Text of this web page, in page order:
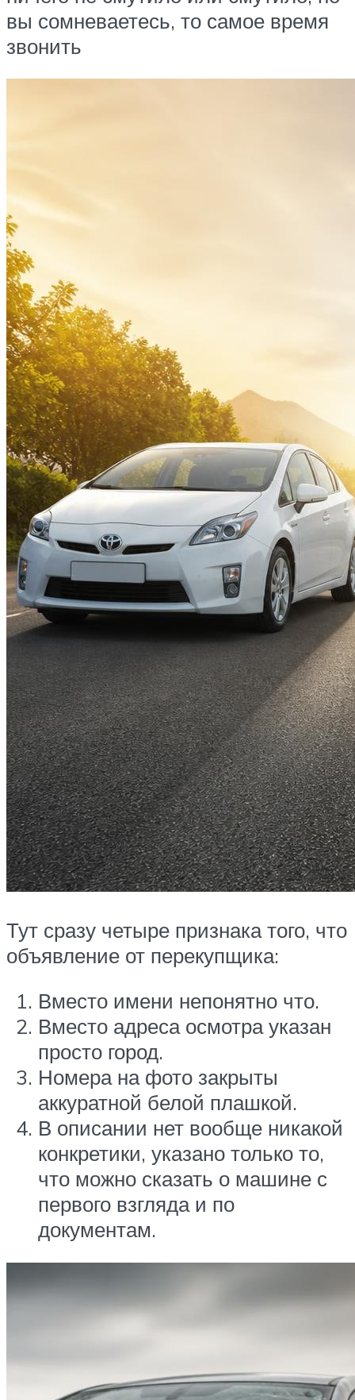
вы сомневаетесь, то самое время
звонить
Тут сразу четыре признака того, что
объявление от перекупщика:
Вместо имени непонятно что.
Вместо адреса осмотра указан
просто город.
Номера на фото закрыты
аккуратной белой плашкой.
В описании нет вообще никакой
конкретики, указано только то,
что можно сказать о машине с
первого взгляда и по
документам.